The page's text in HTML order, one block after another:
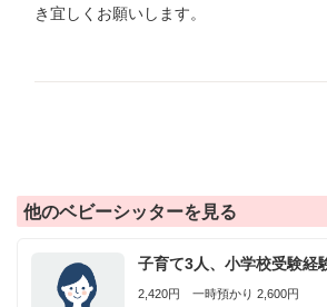
き宜しくお願いします。
他のベビーシッターを見る
子育て3人、小学校受験経
2,420円 一時預かり 2,600円